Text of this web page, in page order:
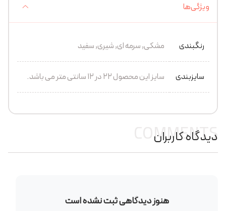
ویژگی‌ها
رنگبندی مشکی, سرمه ای, شیری, سفید
سایزبندی سایز این محصول 22 در 12 سانتی متر می باشد.
دیدگاه کاربران
COMMENTS
هنوز دیدگاهی ثبت نشده است